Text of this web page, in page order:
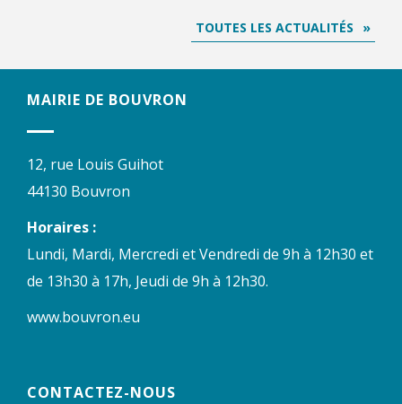
TOUTES LES ACTUALITÉS
MAIRIE DE BOUVRON
12, rue Louis Guihot
44130 Bouvron
Horaires :
Lundi, Mardi, Mercredi et Vendredi de 9h à 12h30 et
de 13h30 à 17h, Jeudi de 9h à 12h30.
www.bouvron.eu
CONTACTEZ-NOUS